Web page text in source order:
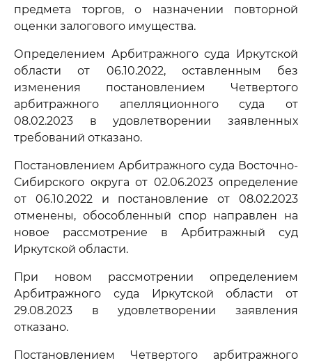
предмета торгов, о назначении повторной
оценки залогового имущества.
Определением Арбитражного суда Иркутской
области от 06.10.2022, оставленным без
изменения постановлением Четвертого
арбитражного апелляционного суда от
08.02.2023 в удовлетворении заявленных
требований отказано.
Постановлением Арбитражного суда Восточно-
Сибирского округа от 02.06.2023 определение
от 06.10.2022 и постановление от 08.02.2023
отменены, обособленный спор направлен на
новое рассмотрение в Арбитражный суд
Иркутской области.
При новом рассмотрении определением
Арбитражного суда Иркутской области от
29.08.2023 в удовлетворении заявления
отказано.
Постановлением Четвертого арбитражного